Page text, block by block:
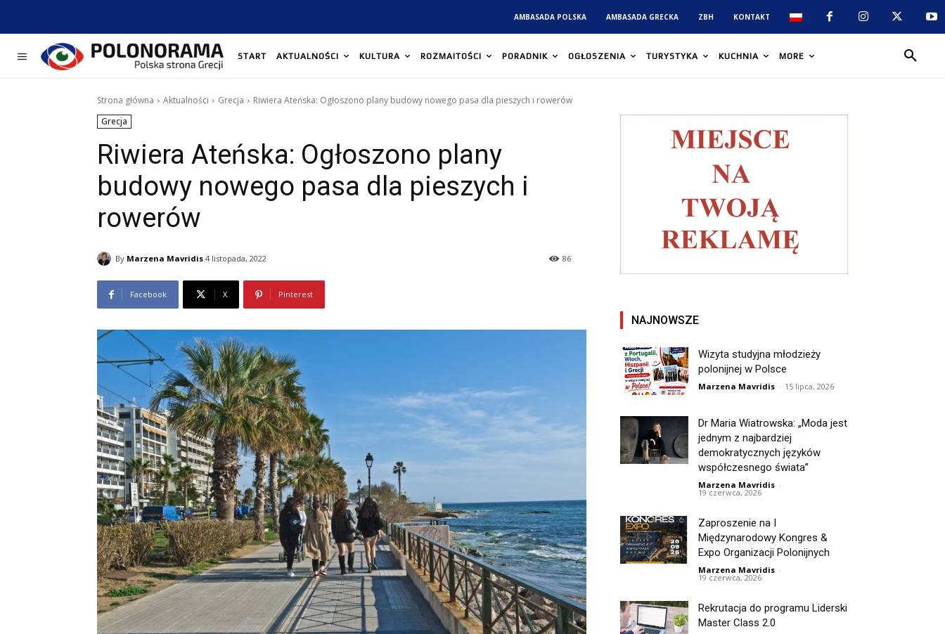
AMBASADA POLSKA AMBASADA GRECKA ZBH KONTAKT
START AKTUALNOŚCI KULTURA ROZMAITOŚCI PORADNIK OGŁOSZENIA TURYSTYKA KUCHNIA MORE
Strona główna Aktualności Grecja
Riwiera Ateńska: Ogłoszono plany budowy nowego pasa dla pieszych i rowerów
Grecja
Riwiera Ateńska: Ogłoszono plany
budowy nowego pasa dla pieszych i
rowerów
By Marzena Mavridis 4 listopada, 2022 86
Facebook X Pinterest
NAJNOWSZE
Wizyta studyjna młodzieży
polonijnej w Polsce
Marzena Mavridis - 15 lipca, 2026
Dr Maria Wiatrowska: „Moda jest
jednym z najbardziej
demokratycznych języków
współczesnego świata”
Marzena Mavridis -
19 czerwca, 2026
Zaproszenie na I
Międzynarodowy Kongres &
Expo Organizacji Polonijnych
Marzena Mavridis -
19 czerwca, 2026
Rekrutacja do programu Liderski
Master Class 2.0